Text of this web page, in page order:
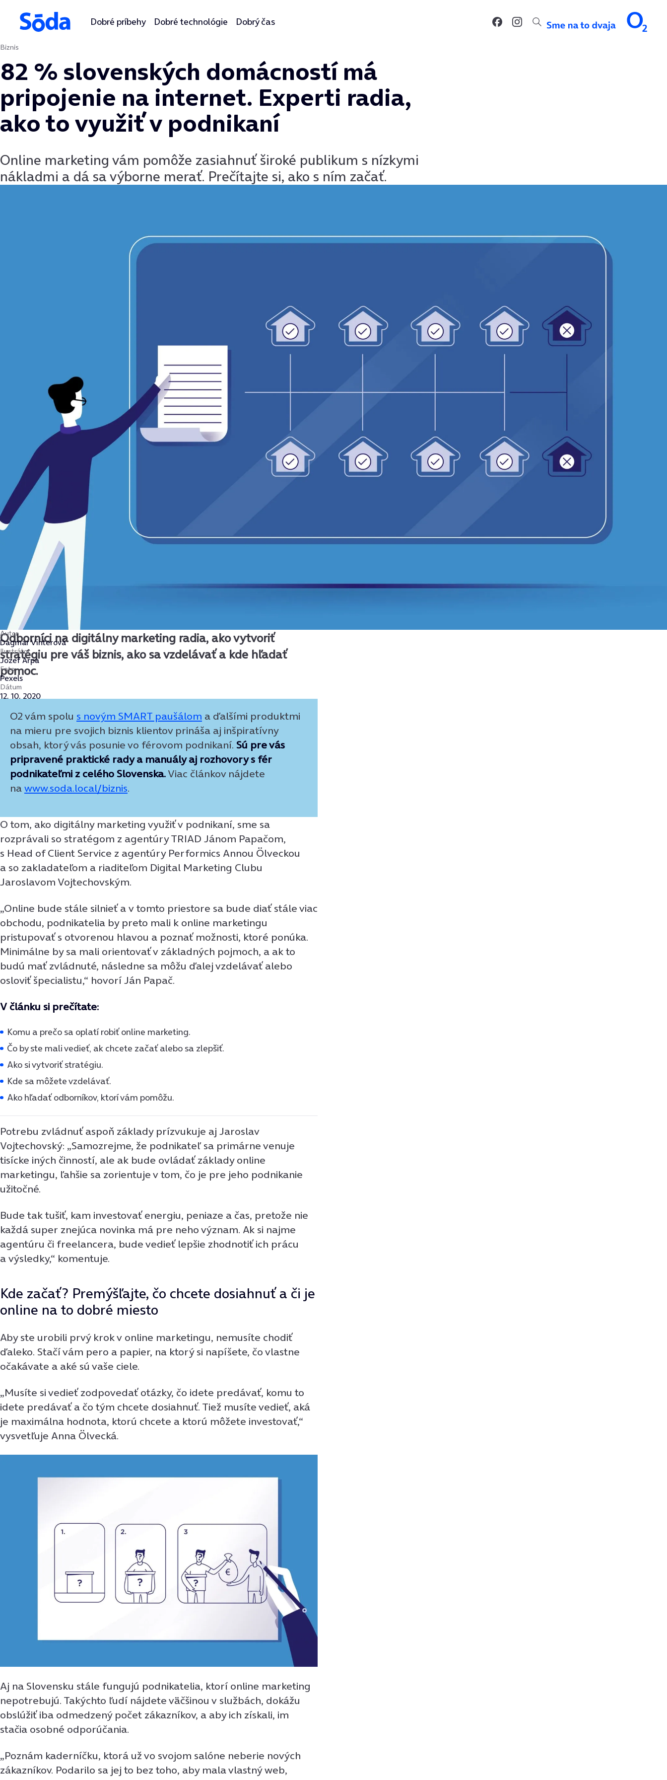
Preskočiť na obsah
Dobré príbehy Dobré technológie Dobrý čas
Biznis
82 % slovenských domácností má
pripojenie na internet. Experti radia,
ako to využiť v podnikaní
Online marketing vám pomôže zasiahnuť široké publikum s nízkymi
nákladmi a dá sa výborne merať. Prečítajte si, ako s ním začať.
Autor
Dagmar Vinterová
Ilustrátor
Jozef Arpa
Foto
Pexels
Dátum
12. 10. 2020
Odborníci na digitálny marketing radia, ako vytvoriť
stratégiu pre váš biznis, ako sa vzdelávať a kde hľadať
pomoc.
O2 vám spolu s novým SMART paušálom a ďalšími produktmi
na mieru pre svojich biznis klientov prináša aj inšpiratívny
obsah, ktorý vás posunie vo férovom podnikaní. Sú pre vás
pripravené praktické rady a manuály aj rozhovory s fér
podnikateľmi z celého Slovenska.Viac článkov nájdete
nawww.soda.local/biznis.
O tom, ako digitálny marketing využiť v podnikaní, sme sa
rozprávali so stratégom z agentúry TRIAD Jánom Papačom,
s Head of Client Service z agentúry Performics Annou Ölveckou
a so zakladateľom a riaditeľom Digital Marketing Clubu
Jaroslavom Vojtechovským.
„Online bude stále silnieť a v tomto priestore sa bude diať stále viac
obchodu, podnikatelia by preto mali k online marketingu
pristupovať s otvorenou hlavou a poznať možnosti, ktoré ponúka.
Minimálne by sa mali orientovať v základných pojmoch, a ak to
budú mať zvládnuté, následne sa môžu ďalej vzdelávať alebo
osloviť špecialistu,“ hovorí Ján Papač.
V článku si prečítate:
Komu a prečo sa oplatí robiť online marketing.
Čo by ste mali vedieť, ak chcete začať alebo sa zlepšiť.
Ako si vytvoriť stratégiu.
Kde sa môžete vzdelávať.
Ako hľadať odborníkov, ktorí vám pomôžu.
Potrebu zvládnuť aspoň základy prízvukuje aj Jaroslav
Vojtechovský: „Samozrejme, že podnikateľ sa primárne venuje
tisícke iných činností, ale ak bude ovládať základy online
marketingu, ľahšie sa zorientuje v tom, čo je pre jeho podnikanie
užitočné.
Bude tak tušiť, kam investovať energiu, peniaze a čas, pretože nie
každá super znejúca novinka má pre neho význam. Ak si najme
agentúru či freelancera, bude vedieť lepšie zhodnotiť ich prácu
a výsledky,“ komentuje.
Kde začať? Premýšľajte, čo chcete dosiahnuť a či je
online na to dobré miesto
Aby ste urobili prvý krok v online marketingu, nemusíte chodiť
ďaleko. Stačí vám pero a papier, na ktorý si napíšete, čo vlastne
očakávate a aké sú vaše ciele.
„Musíte si vedieť zodpovedať otázky, čo idete predávať, komu to
idete predávať a čo tým chcete dosiahnuť. Tiež musíte vedieť, aká
je maximálna hodnota, ktorú chcete a ktorú môžete investovať,“
vysvetľuje Anna Ölvecká.
Aj na Slovensku stále fungujú podnikatelia, ktorí online marketing
nepotrebujú. Takýchto ľudí nájdete väčšinou v službách, dokážu
obslúžiť iba odmedzený počet zákazníkov, a aby ich získali, im
stačia osobné odporúčania.
„Poznám kaderníčku, ktorá už vo svojom salóne neberie nových
zákazníkov. Podarilo sa jej to bez toho, aby mala vlastný web,